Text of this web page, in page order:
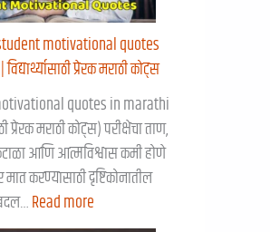
student motivational quotes
प्रेरक मराठी कोट्स
quotes in marathi
प्रेरक मराठी कोट्स) परीक्षेचा ताण,
आणि आत्मविश्वास कमी होणे
करण्यासाठी दृष्टिकोनातील
Read more